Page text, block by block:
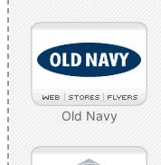
Old Navy